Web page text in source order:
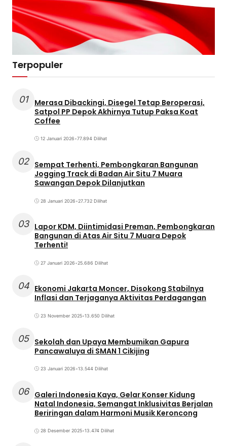
Terpopuler
01
Merasa Dibackingi, Disegel Tetap Beroperasi,
Satpol PP Depok Akhirnya Tutup Paksa Koat
Coffee
12 Januari 2026•77.894 Dilihat
02 Sempat Terhenti, Pembongkaran Bangunan
Jogging Track di Badan Air Situ 7 Muara
Sawangan Depok Dilanjutkan
28 Januari 2026•27.732 Dilihat
03 Lapor KDM, Diintimidasi Preman, Pembongkaran
Bangunan di Atas Air Situ 7 Muara Depok
Terhenti!
27 Januari 2026•25.686 Dilihat
04 Ekonomi Jakarta Moncer, Disokong Stabilnya
Inflasi dan Terjaganya Aktivitas Perdagangan
23 November 2025•13.650 Dilihat
05 Sekolah dan Upaya Membumikan Gapura
Pancawaluya di SMAN 1 Cikijing
23 Januari 2026•13.544 Dilihat
06 Galeri Indonesia Kaya, Gelar Konser Kidung
Natal Indonesia, Semangat Inklusivitas Berjalan
Beriringan dalam Harmoni Musik Keroncong
28 Desember 2025•13.474 Dilihat